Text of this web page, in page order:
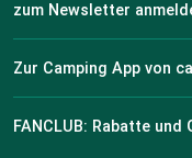
zum Newsletter
Zur Camping App von
FANCLUB: Rabatte und